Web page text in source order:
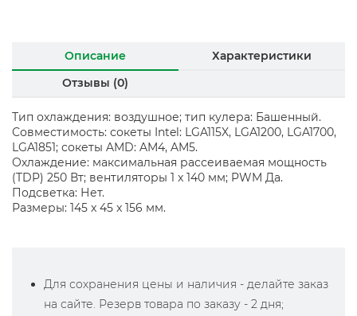
Описание
Характеристики
Отзывы (0)
Тип охлаждения: воздушное; тип кулера: Башенный.
Совместимость: сокеты Intel: LGA115X, LGA1200, LGA1700,
LGA1851; сокеты AMD: AM4, AM5.
Охлаждение: максимальная рассеиваемая мощность
(TDP) 250 Вт; вентиляторы 1 x 140 мм; PWM Да.
Подсветка: Нет.
Размеры: 145 x 45 x 156 мм.
Для сохранения цены и наличия - делайте заказ
на сайте. Резерв товара по заказу - 2 дня;